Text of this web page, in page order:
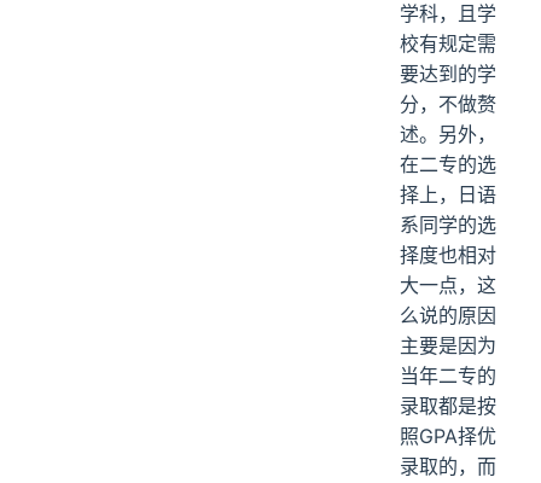
学科，且学
校有规定需
要达到的学
分，不做赘
述。另外，
在二专的选
择上，日语
系同学的选
择度也相对
大一点，这
么说的原因
主要是因为
当年二专的
录取都是按
照GPA择优
录取的，而